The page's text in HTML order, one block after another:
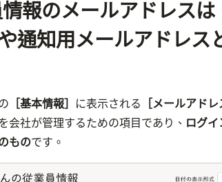
報のメールアドレス
通知用メールアドレス
［基本情報］ に表示される ［メールアドレ
会社が管理するための項目であり、 ログ
もの